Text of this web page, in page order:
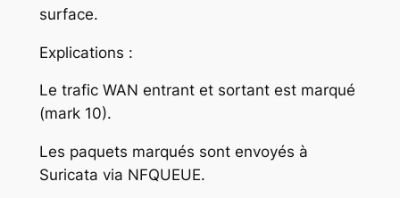
surface.
Explications :
Le trafic WAN entrant et sortant est marqué
(mark 10).
Les paquets marqués sont envoyés à
Suricata via NFQUEUE.